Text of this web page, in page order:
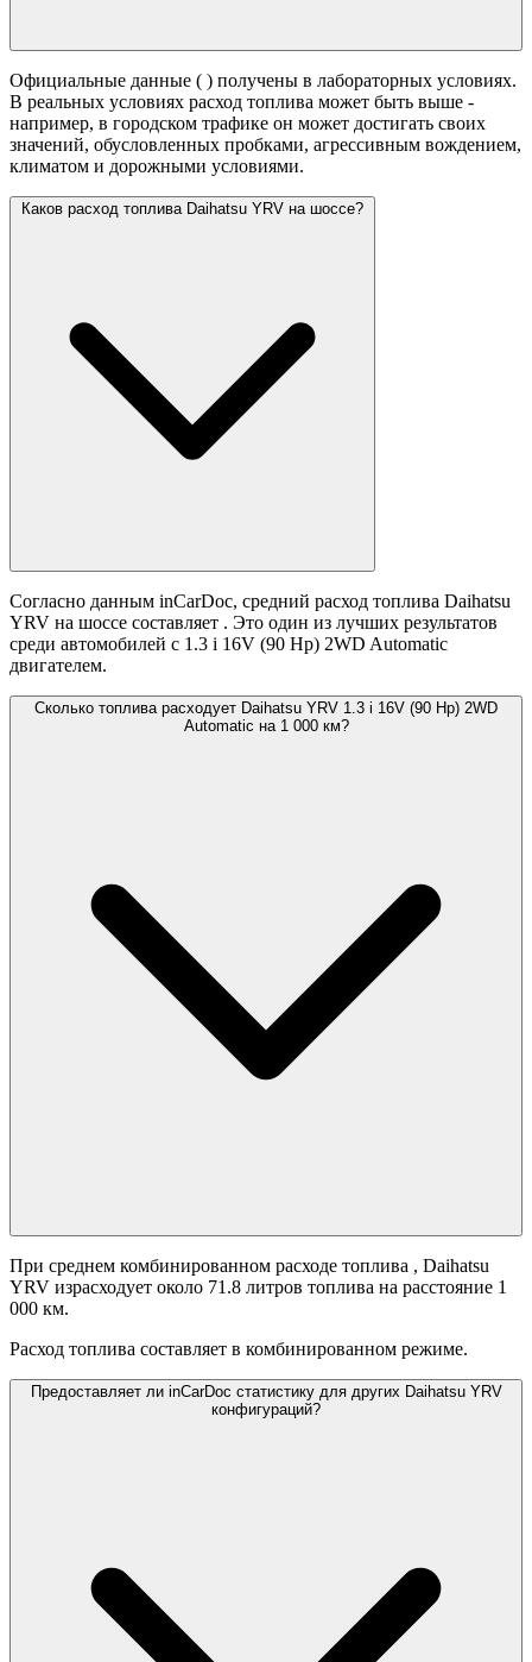
Официальные данные ( ) получены в лабораторных условиях.
В реальных условиях расход топлива может быть выше -
например, в городском трафике он может достигать своих
значений, обусловленных пробками, агрессивным вождением,
климатом и дорожными условиями.
Каков расход топлива Daihatsu YRV на шоссе?
Согласно данным inCarDoc, средний расход топлива Daihatsu
YRV на шоссе составляет . Это один из лучших результатов
среди автомобилей с 1.3 i 16V (90 Hp) 2WD Automatic
двигателем.
Сколько топлива расходует Daihatsu YRV 1.3 i 16V (90 Hp) 2WD
Automatic на 1 000 км?
При среднем комбинированном расходе топлива , Daihatsu
YRV израсходует около 71.8 литров топлива на расстояние 1
000 км.
Расход топлива составляет в комбинированном режиме.
Предоставляет ли inCarDoc статистику для других Daihatsu YRV
конфигураций?